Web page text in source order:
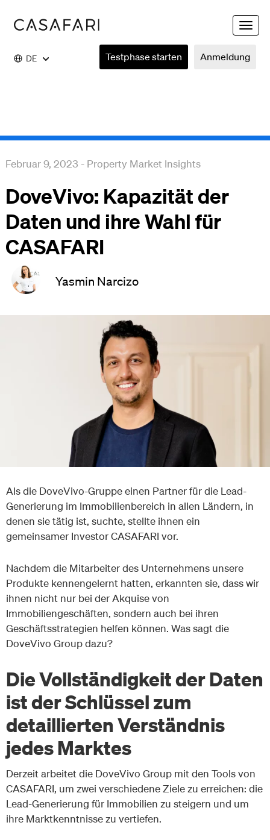
Toggle
DE Anmeldung
Testphase starten
Februar 9, 2023 - Property Market Insights
DoveVivo: Kapazität der
Daten und ihre Wahl für
CASAFARI
Yasmin Narcizo
Als die DoveVivo-Gruppe einen Partner für die Lead-
Generierung im Immobilienbereich in allen Ländern, in
denen sie tätig ist, suchte, stellte ihnen ein
gemeinsamer Investor CASAFARI vor.
Nachdem die Mitarbeiter des Unternehmens unsere
Produkte kennengelernt hatten, erkannten sie, dass wir
ihnen nicht nur bei der Akquise von
Immobiliengeschäften, sondern auch bei ihren
Geschäftsstrategien helfen können. Was sagt die
DoveVivo Group dazu?
Die Vollständigkeit der Daten
ist der Schlüssel zum
detaillierten Verständnis
jedes Marktes
Derzeit arbeitet die DoveVivo Group mit den Tools von
CASAFARI, um zwei verschiedene Ziele zu erreichen: die
Lead-Generierung für Immobilien zu steigern und um
ihre Marktkenntnisse zu vertiefen.